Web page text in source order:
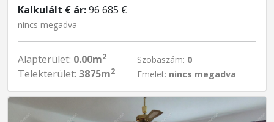
Kalkulált € ár:96 685 €
nincs megadva
Alapterület: 0.00m2
Telekterület: 3875m2
Szobaszám: 0
Emelet: nincs megadva